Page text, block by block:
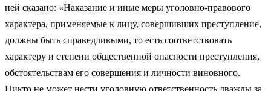
ней сказано: «Наказание и иные меры уголовно-правового
характера, применяемые к лицу, совершивших преступление,
должны быть справедливыми, то есть соответствовать
характеру и степени общественной опасности преступления,
обстоятельствам его совершения и личности виновного.